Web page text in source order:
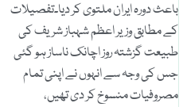
باعث دورہ ایران ملتوی کر دیا۔تفصیلات
کے مطابق وزیر اعظم شہباز شریف کی
طبیعت گزشتہ روز اچانک ناساز ہو گئی
جس کی وجہ سے انہوں نے اپنی تمام
مصروفیات منسوخ کر دی تھیں،